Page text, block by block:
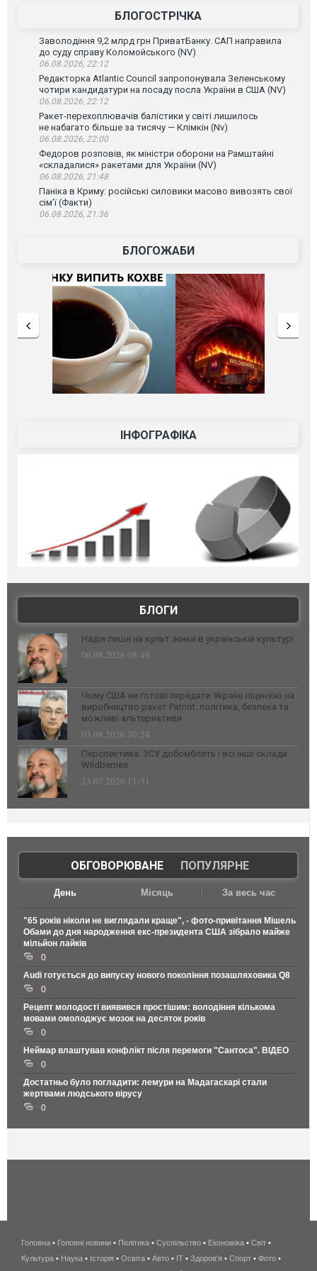
БЛОГОСТРІЧКА
Заволодіння 9,2 млрд грн ПриватБанку. САП направила
до суду справу Коломойського (NV)
06.08.2026, 22:12
Редакторка Atlantic Council запропонувала Зеленському
чотири кандидатури на посаду посла України в США (NV)
06.08.2026, 22:12
Ракет-перехоплювачів балістики у світі лишилось
не набагато більше за тисячу — Клімкін (Nv)
06.08.2026, 22:00
Федоров розповів, як міністри оборони на Рамштайні
«складалися» ракетами для України (NV)
06.08.2026, 21:48
Паніка в Криму: російські силовики масово вивозять свої
сім’ї (Факти)
06.08.2026, 21:36
БЛОГОЖАБИ
ІНФОГРАФІКА
БЛОГИ
Надія лише на культ жінки в українській культурі
06.08.2026 08:49
Чому США не готові передати Україні ліцензію на
виробництво ракет Patriot: політика, безпека та
можливі альтернативи
03.08.2026 20:24
Перспектива: ЗСУ добомблять і всі інші склади
Wildberries
23.07.2026 11:31
ОБГОВОРЮВАНЕ| ПОПУЛЯРНЕ
День Місяць За весь час
"65 років ніколи не виглядали краще", - фото-привітання Мішель
Обами до дня народження екс-президента США зібрало майже
мільйон лайків
0
Audi готується до випуску нового покоління позашляховика Q8
0
Рецепт молодості виявився простішим: володіння кількома
мовами омолоджує мозок на десяток років
0
Неймар влаштував конфлікт після перемоги "Сантоса". ВІДЕО
0
Достатньо було погладити: лемури на Мадагаскарі стали
жертвами людського вірусу
0
беспроводной
интернет
Головна • Головні новини • Політика • Суспільство • Економіка • Світ •
Культура • Наука • Історія • Освіта • Авто • IT • Здоров'я • Спорт • Фото •